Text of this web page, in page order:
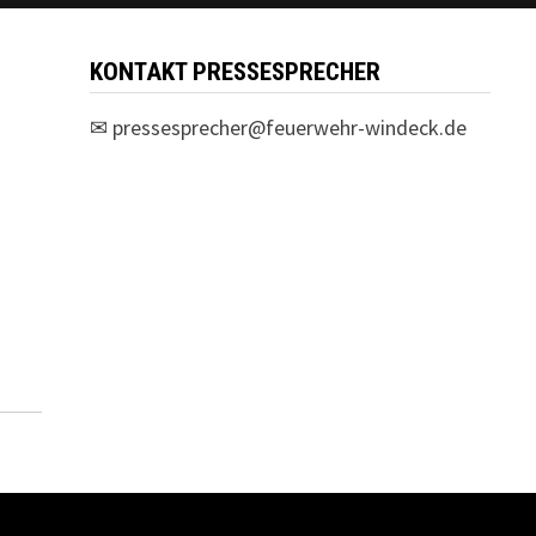
KONTAKT PRESSESPRECHER
✉ pressesprecher@feuerwehr-windeck.de